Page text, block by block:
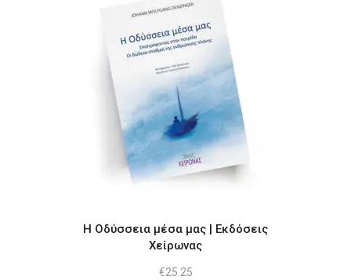
Η Οδύσσεια μέσα μας | Εκδόσεις
Χείρωνας
€25.25